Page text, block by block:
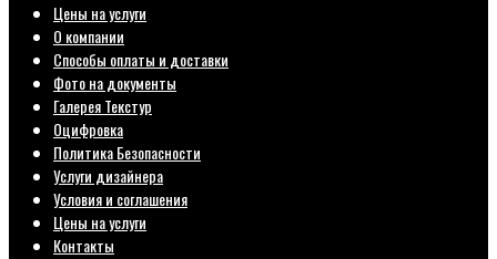
Цены на услуги
О компании
Способы оплаты и доставки
Фото на документы
Галерея Текстур
Оцифровка
Политика Безопасности
Услуги дизайнера
Условия и соглашения
Цены на услуги
Контакты